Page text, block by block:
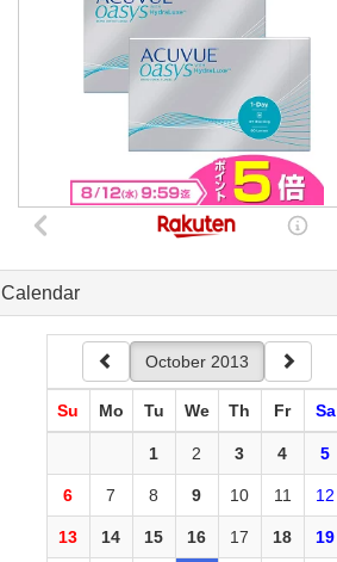
Calendar
October 2013
Su Mo Tu We Th Fr Sa
1 2 3 4 5
6 7 8 9 10 11 12
13 14 15 16 17 18 19